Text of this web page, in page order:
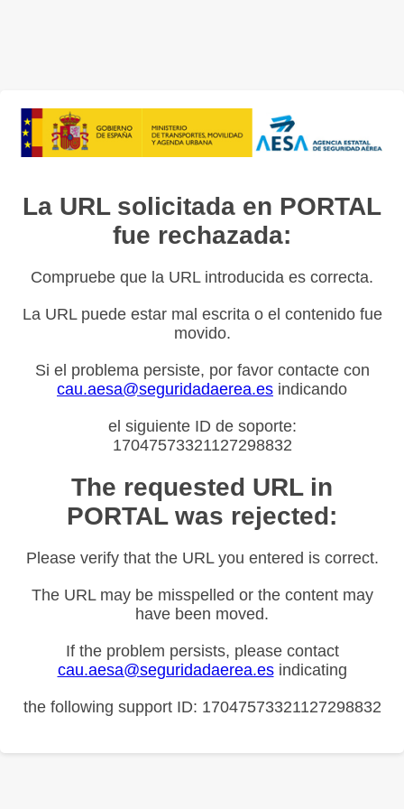
La URL solicitada en PORTAL
fue rechazada:
Compruebe que la URL introducida es correcta.
La URL puede estar mal escrita o el contenido fue
movido.
Si el problema persiste, por favor contacte con
cau.aesa@seguridadaerea.es indicando
el siguiente ID de soporte:
17047573321127298832
The requested URL in
PORTAL was rejected:
Please verify that the URL you entered is correct.
The URL may be misspelled or the content may
have been moved.
If the problem persists, please contact
cau.aesa@seguridadaerea.esindicating
the following support ID: 17047573321127298832